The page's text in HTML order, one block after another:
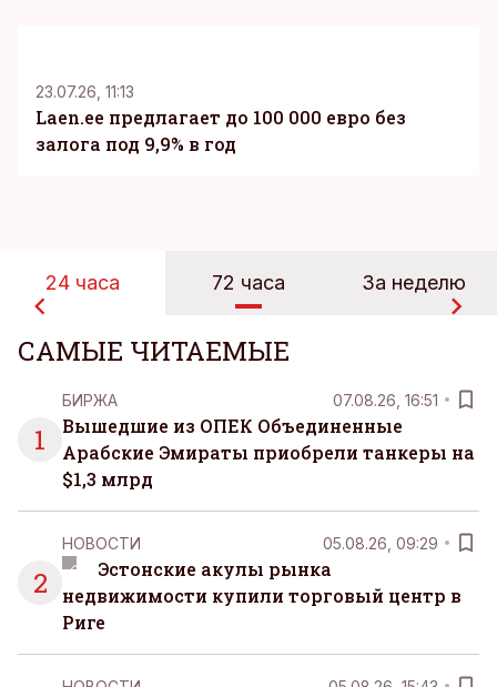
23.07.26, 11:13
Laen.ee предлагает до 100 000 евро без
залога под 9,9% в год
24 часа 72 часа За неделю
САМЫЕ ЧИТАЕМЫЕ
1
БИРЖА 07.08.26, 16:51
Вышедшие из ОПЕК Объединенные
Арабские Эмираты приобрели танкеры на
$1,3 млрд
2
НОВОСТИ 05.08.26, 09:29
Эстонские акулы рынка
недвижимости купили торговый центр в
Риге